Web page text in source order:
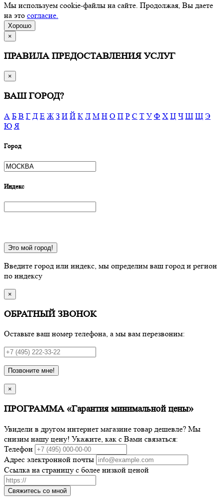
Мы используем cookie-файлы на сайте. Продолжая, Вы даете
на это согласие.
Хорошо
×
ПРАВИЛА ПРЕДОСТАВЛЕНИЯ УСЛУГ
×
ВАШ ГОРОД?
А Б В Г Д Е Ж З И Й К Л М Н О П Р С Т У Ф Х Ц Ч Ш Щ Э
Ю Я
Город
Индекс
Это мой город!
Введите город или индекс, мы определим ваш город и регион
по индексу
×
ОБРАТНЫЙ ЗВОНОК
Оставьте ваш номер телефона, а мы вам перезвоним:
Позвоните мне!
×
ПРОГРАММА «Гарантия минимальной цены»
Увидели в другом интернет магазине товар дешевле? Мы
снизим нашу цену! Укажите, как с Вами связаться:
Телефон
Адрес электронной почты
Ссылка на страницу с более низкой ценой
Свяжитесь со мной